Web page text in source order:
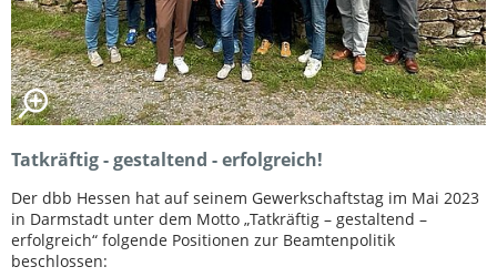
Tatkräftig - gestaltend - erfolgreich!
Der dbb Hessen hat auf seinem Gewerkschaftstag im Mai 2023
in Darmstadt unter dem Motto „Tatkräftig – gestaltend –
erfolgreich“ folgende Positionen zur Beamtenpolitik
beschlossen: